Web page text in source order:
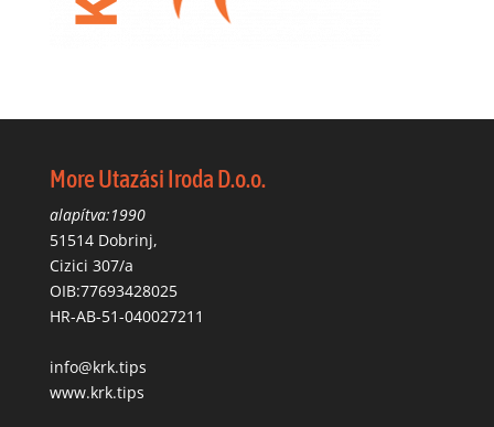
More Utazási Iroda D.o.o.
alapítva:1990
51514 Dobrinj,
Cizici 307/a
OIB:77693428025
HR-AB-51-040027211
info@krk.tips
www.krk.tips